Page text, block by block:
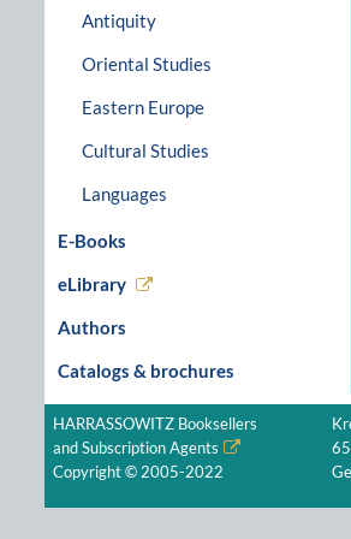
Antiquity
Oriental Studies
Eastern Europe
Cultural Studies
Languages
E-Books
eLibrary
Authors
Catalogs & brochures
HARRASSOWITZ Booksellers
and Subscription Agents
Copyright © 2005-2022